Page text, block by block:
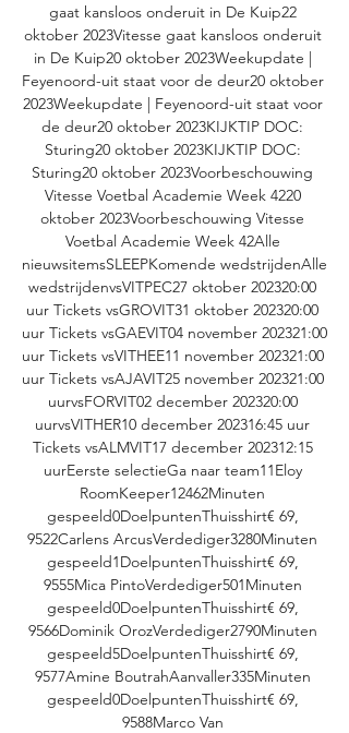
gaat kansloos onderuit in De Kuip22
oktober 2023Vitesse gaat kansloos onderuit
in De Kuip20 oktober 2023Weekupdate |
Feyenoord-uit staat voor de deur20 oktober
2023Weekupdate | Feyenoord-uit staat voor
de deur20 oktober 2023KIJKTIP DOC:
Sturing20 oktober 2023KIJKTIP DOC:
Sturing20 oktober 2023Voorbeschouwing
Vitesse Voetbal Academie Week 4220
oktober 2023Voorbeschouwing Vitesse
Voetbal Academie Week 42Alle
nieuwsitemsSLEEPKomende wedstrijdenAlle
wedstrijdenvsVITPEC27 oktober 202320:00
uur Tickets vsGROVIT31 oktober 202320:00
uur Tickets vsGAEVIT04 november 202321:00
uur Tickets vsVITHEE11 november 202321:00
uur Tickets vsAJAVIT25 november 202321:00
uurvsFORVIT02 december 202320:00
uurvsVITHER10 december 202316:45 uur
Tickets vsALMVIT17 december 202312:15
uurEerste selectieGa naar team11Eloy
RoomKeeper12462Minuten
gespeeld0DoelpuntenThuisshirt€ 69,
9522Carlens ArcusVerdediger3280Minuten
gespeeld1DoelpuntenThuisshirt€ 69,
9555Mica PintoVerdediger501Minuten
gespeeld0DoelpuntenThuisshirt€ 69,
9566Dominik OrozVerdediger2790Minuten
gespeeld5DoelpuntenThuisshirt€ 69,
9577Amine BoutrahAanvaller335Minuten
gespeeld0DoelpuntenThuisshirt€ 69,
9588Marco Van